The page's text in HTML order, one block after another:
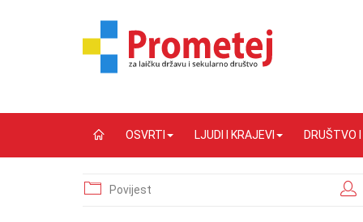
OSVRTI LJUDI I KRAJEVI DRUŠTVO
Povijest